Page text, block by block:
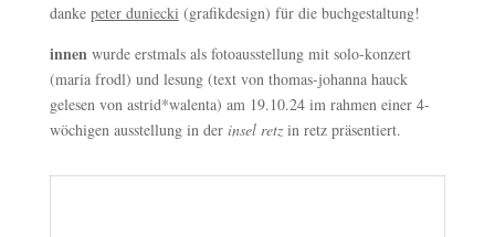
danke peter duniecki (grafikdesign) für die buchgestaltung!
innenwurde erstmals als fotoausstellung mit solo-konzert
(maria frodl) und lesung (text von thomas-johanna hauck
gelesen von astrid*walenta) am 19.10.24 im rahmen einer 4-
wöchigen ausstellung in der insel retzin retz präsentiert.